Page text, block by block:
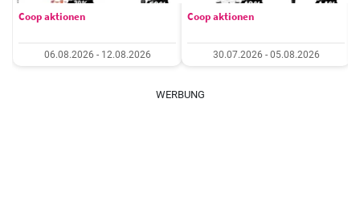
Coop aktionen
06.08.2026 - 12.08.2026
Coop aktionen
30.07.2026 - 05.08.2026
WERBUNG